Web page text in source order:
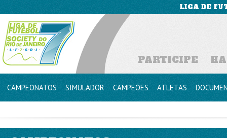
LIGA DE
PARTICIPE
CAMPEONATOS SIMULADOR CAMPEÕES ATLETAS